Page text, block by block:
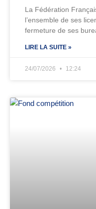
La Fédération
l’ensemble de ses
fermeture de ses
LIRE LA SUITE »
24/07/2026 12:24